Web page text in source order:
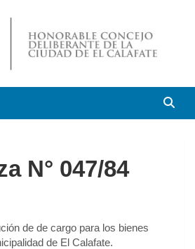
de El Calafate
N° 047/84
de de cargo para los bienes
de El Calafate.